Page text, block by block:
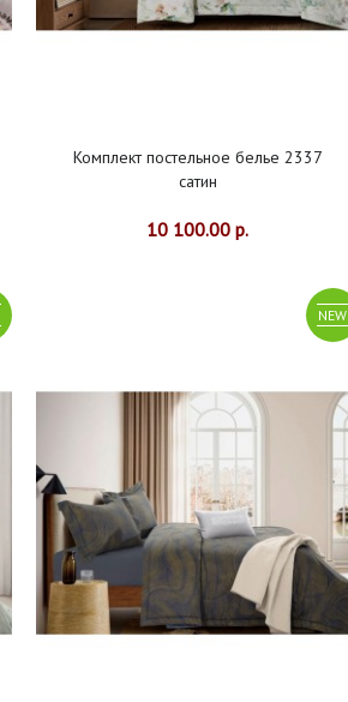
Комплект постельное белье 2337
сатин
10 100.00 р.
NEW